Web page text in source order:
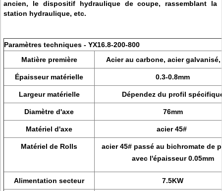
ancien, le dispositif hydraulique de coupe, rassemblant la
station hydraulique, etc.
Paramètres techniques - YX16.8-200-800
Matière première
Acier au carbone, acier galvanisé,
Épaisseur matérielle 0.3-0.8mm
Largeur matérielle Dépendez du profil
Diamètre d'axe 76mm
Matériel d'axe acier 45#
Matériel de Rolls
acier 45# passé au bichromate de
avec l'épaisseur 0.05mm
Alimentation secteur 7.5KW